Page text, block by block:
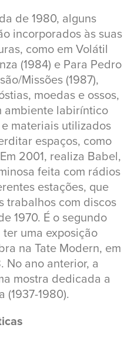
de 1980, alguns
incorporados às suas
como em Volátil
(1984) e Para Pedro
Missões (1987),
moedas e ossos,
ambiente labiríntico
materiais utilizados
espaços, como
2001, realiza Babel,
feita com rádios
estações, que
trabalhos com discos
1970. É o segundo
uma exposição
na Tate Modern, em
No ano anterior, a
mostra dedicada a
(1937-1980).